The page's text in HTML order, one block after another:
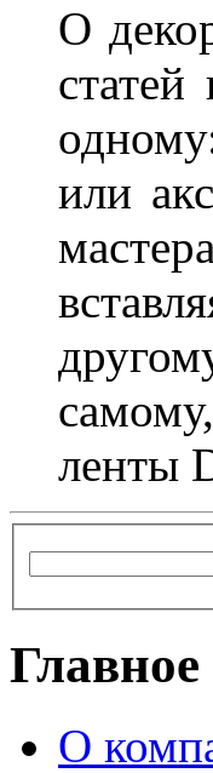
О
или
ленты
О